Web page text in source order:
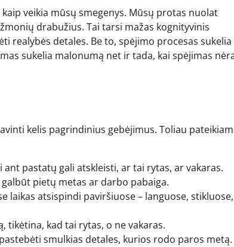
veikia mūsų smegenys. Mūsų protas nuolat
drabužius. Tai tarsi mažas kognityvinis
realybės detales. Be to, spėjimo procesas sukelia
sukelia malonumą net ir tada, kai spėjimas
kelis pagrindinius gebėjimus. Toliau
ant pastatų gali atskleisti, ar tai rytas, ar vakaras.
pietų metas ar darbo pabaiga.
laikas atsispindi paviršiuose – languose,
tikėtina, kad tai rytas, o ne vakaras.
smulkias detales, kurios rodo paros metą.